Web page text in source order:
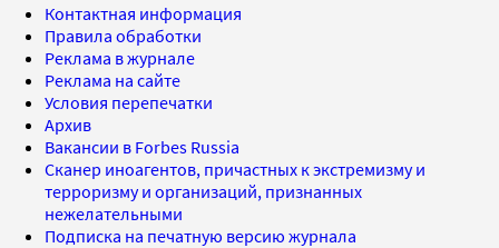
Контактная информация
Правила обработки
Реклама в журнале
Реклама на сайте
Условия перепечатки
Архив
Вакансии в Forbes Russia
Сканер иноагентов, причастных к экстремизму и
терроризму и организаций, признанных
нежелательными
Подписка на печатную версию журнала